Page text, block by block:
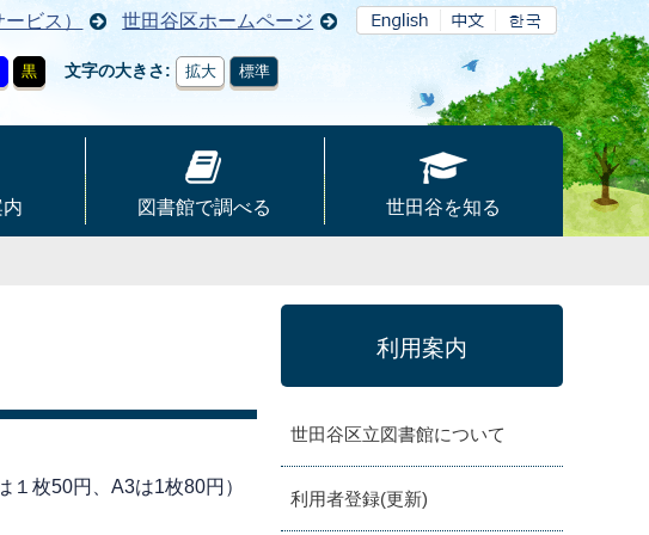
ビス） 世田谷区ホームページ
黒 文字の大きさ 拡大 標準
図書館で調べる 世田谷を知る
枚50円、A3は1枚80円）
利用案内
世田谷区立図書館について
利用者登録(更新)